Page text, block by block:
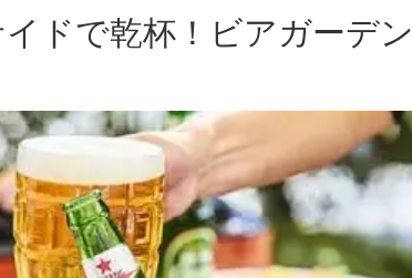
イドで乾杯！ビアガーデン